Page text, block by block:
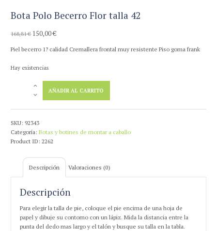
Bota Polo Becerro Flor talla 42
168,81€ El
original
168,81 €.
150,00€El
actual
Piel becerro 1? calidad Cremallera frontal muy resistente Piso goma frank
Hay existencias
talla
42
cantidad
AÑADIR AL CARRITO
SKU: 92343
Categoría:Botas y botines de montar a caballo
Product ID:2262
Descripción Valoraciones (0)
Descripción
Para elegir la talla de pie, coloque el pie encima de una hoja de
papel y dibuje su contorno con un lápiz. Mida la distancia entre la
punta del dedo mas largo y el talón y busque su talla en la tabla.